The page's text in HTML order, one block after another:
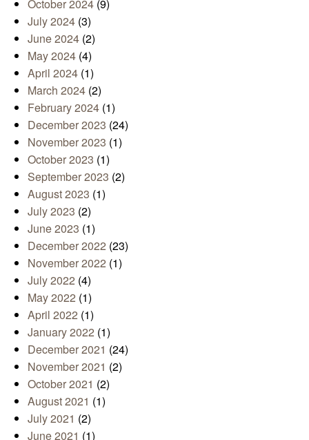
October 2024 (9)
July 2024 (3)
June 2024 (2)
May 2024 (4)
April 2024 (1)
March 2024 (2)
February 2024 (1)
December 2023 (24)
November 2023 (1)
October 2023 (1)
September 2023 (2)
August 2023 (1)
July 2023 (2)
June 2023 (1)
December 2022 (23)
November 2022 (1)
July 2022 (4)
May 2022 (1)
April 2022 (1)
January 2022 (1)
December 2021 (24)
November 2021 (2)
October 2021 (2)
August 2021 (1)
July 2021 (2)
June 2021 (1)